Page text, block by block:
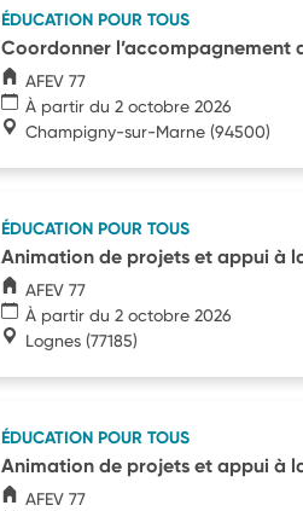
ÉDUCATION POUR TOUS
Coordonner l’accompagnement
AFEV 77
À partir du 2 octobre 2026
Champigny-sur-Marne (94500)
ÉDUCATION POUR TOUS
Animation de projets et appui à
AFEV 77
À partir du 2 octobre 2026
Lognes (77185)
ÉDUCATION POUR TOUS
Animation de projets et appui à
AFEV 77